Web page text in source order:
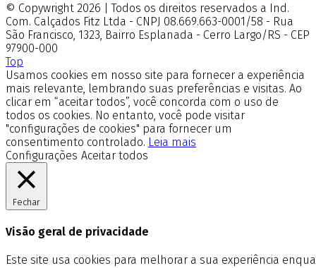
© Copywright 2026 | Todos os direitos reservados a Ind.
Com. Calçados Fitz Ltda - CNPJ 08.669.663-0001/58 - Rua
São Francisco, 1323, Bairro Esplanada - Cerro Largo/RS - CEP
97900-000
Top
Usamos cookies em nosso site para fornecer a experiência
mais relevante, lembrando suas preferências e visitas. Ao
clicar em “aceitar todos”, você concorda com o uso de
todos os cookies. No entanto, você pode visitar
"configurações de cookies" para fornecer um
consentimento controlado. Leia mais
Configurações Aceitar todos
Fechar
Visão geral de privacidade
Este site usa cookies para melhorar a sua experiência